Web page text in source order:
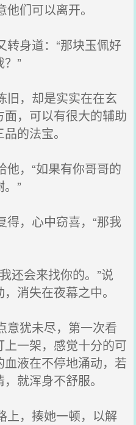
们可以离开。
身道：“那块玉佩好
”
，却是实实在在玄
，可以有很大的辅助
的法宝。
，“如果有你哥哥的
”
，心中窃喜，“那我
还会来找你的。”说
消失在夜幕之中。
犹未尽，第一次看
一架，感觉十分的可
液在不停地涌动，若
就浑身不舒服。
，揍她一顿，以解